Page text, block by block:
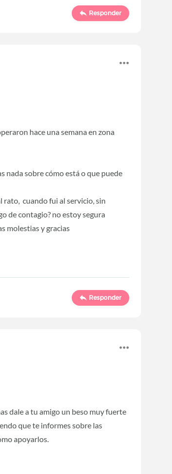
Responder
hace una semana en zona
nada sobre cómo está o que puede
rato, cuando fui al servicio, sin
de contagio? no estoy segura
molestias y gracias
Responder
dale a tu amigo un beso muy fuerte
que te informes sobre las
apoyarlos.